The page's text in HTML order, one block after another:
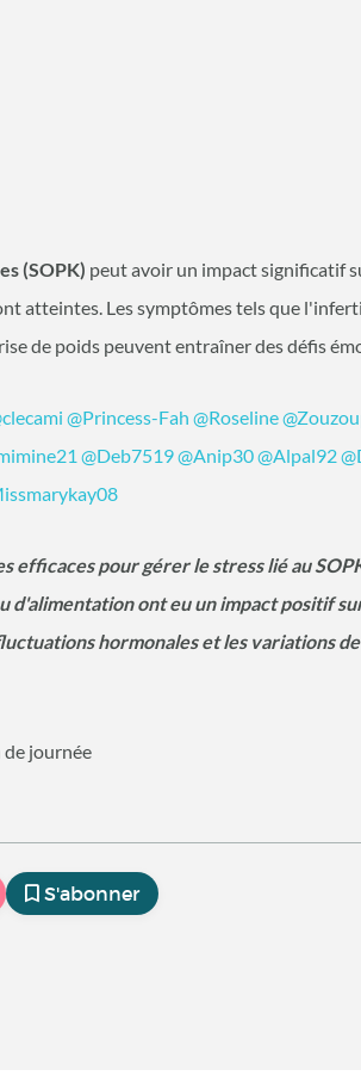
(SOPK) peut avoir un impact significatif
atteintes. Les symptômes tels que
de poids peuvent entraîner des défis
@Princess-Fah @Roseline
@Deb7519@Anip30@Alpal92
efficaces pour gérer le stress lié au
d'alimentation ont eu un impact positif
hormonales et les variations
journée
S'abonner